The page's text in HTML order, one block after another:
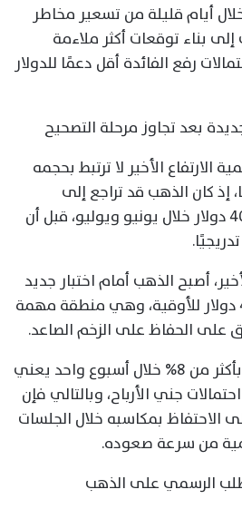
أيام قليلة من تسعير مخاطر
بناء توقعات أكثر ملاءمة
رفع الفائدة أقل دعمًا للدولار
بعد تجاوز مرحلة التصحيح
الارتفاع الأخير لا ترتبط بحجمه
إذ كان الذهب قد تراجع إلى
مستويات قريبة من 4000 دولار خلال يونيو ويوليو، قبل أن
أصبح الذهب أمام اختبار جديد
لمنطقة 4300 إلى 4500 دولار للأوقية، وهي منطقة مهمة
على الحفاظ على الزخم الصاعد.
وأضاف أن ارتفاع الذهب بأكثر من 8% خلال أسبوع واحد يعني
جني الأرباح، وبالتالي فإن
الاحتفاظ بمكاسبه خلال الجلسات
من سرعة صعوده.
الرسمي على الذهب